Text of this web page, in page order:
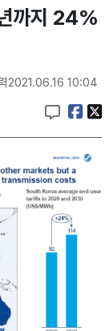
까지 24%
2021.06.16 10:04